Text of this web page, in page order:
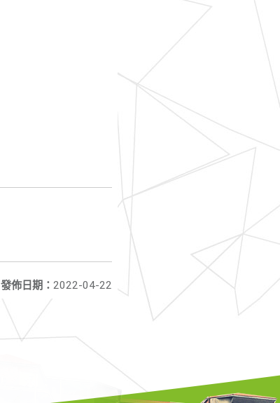
發佈日期： 2022-04-22